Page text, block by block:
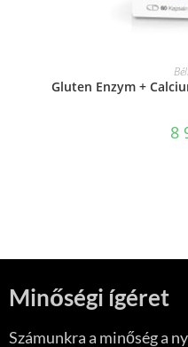
Gluten Enzym +
8
Minőségi ígéret
Számunkra a minőség a